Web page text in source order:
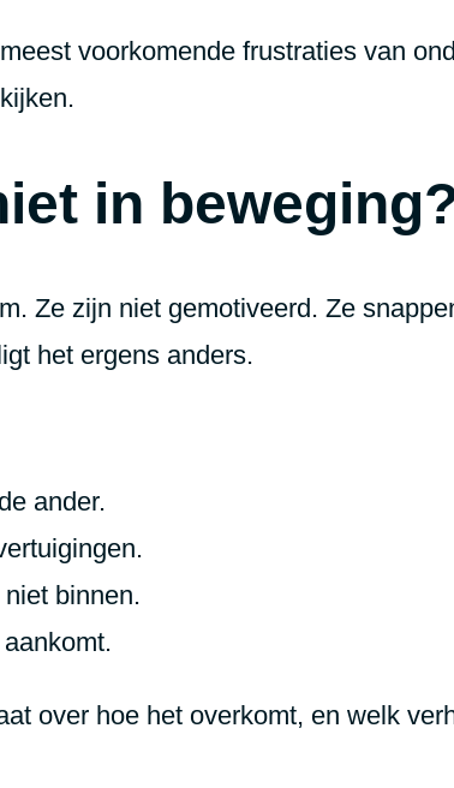
voorkomende frustraties van
in
Ze zijn niet gemotiveerd. Ze
het ergens anders.
ander.
binnen.
over hoe het overkomt, en welk